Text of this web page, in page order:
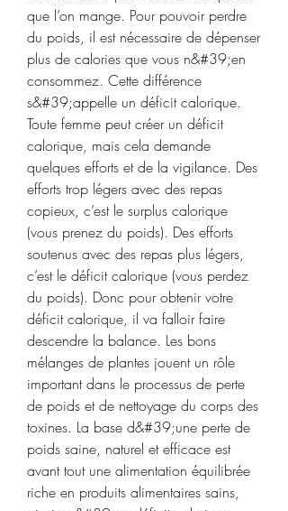
que l’on mange. Pour pouvoir perdre
du poids, il est nécessaire de dépenser
plus de calories que vous n&#39;en
consommez. Cette différence
s&#39;appelle un déficit calorique.
Toute femme peut créer un déficit
calorique, mais cela demande
quelques efforts et de la vigilance. Des
efforts trop légers avec des repas
copieux, c’est le surplus calorique
(vous prenez du poids). Des efforts
soutenus avec des repas plus légers,
c’est le déficit calorique (vous perdez
du poids). Donc pour obtenir votre
déficit calorique, il va falloir faire
descendre la balance. Les bons
mélanges de plantes jouent un rôle
important dans le processus de perte
de poids et de nettoyage du corps des
toxines. La base d&#39;une perte de
poids saine, naturel et efficace est
avant tout une alimentation équilibrée
riche en produits alimentaires sains,